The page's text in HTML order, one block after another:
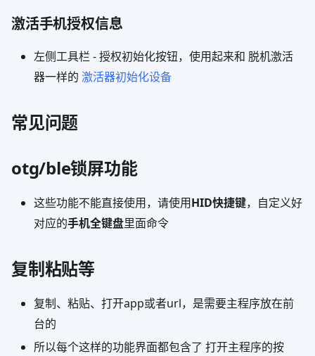
激活手机授权信息
左侧工具栏 - 授权初始化按钮，使用起来和 脱机激活
器一样的 激活器初始化设备
常见问题
otg/ble锁屏功能
这些功能不能直接使用，请使用HID快捷键，自定义好
对应的手机全键盘里面命令
复制粘贴等
复制、粘贴、打开app或者url，是需要主程序放在前
台的
所以每个这样的功能界面都包含了 打开主程序的按